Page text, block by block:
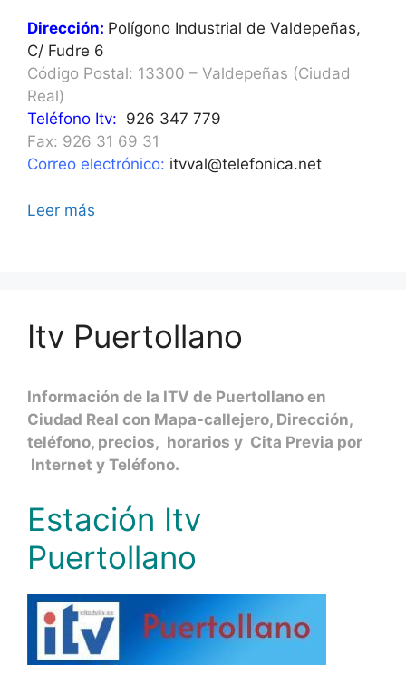
Dirección: Polígono Industrial de Valdepeñas,
C/ Fudre 6
Código Postal: 13300 – Valdepeñas (Ciudad
Real)
Teléfono Itv: 926 347 779
Fax: 926 31 69 31
Correo electrónico: itvval@telefonica.net
Leer más
Itv Puertollano
Información de la ITV de Puertollano en
Ciudad Real con Mapa-callejero, Dirección,
teléfono, precios, horarios y Cita Previa por
Internet y Teléfono.
Estación Itv
Puertollano